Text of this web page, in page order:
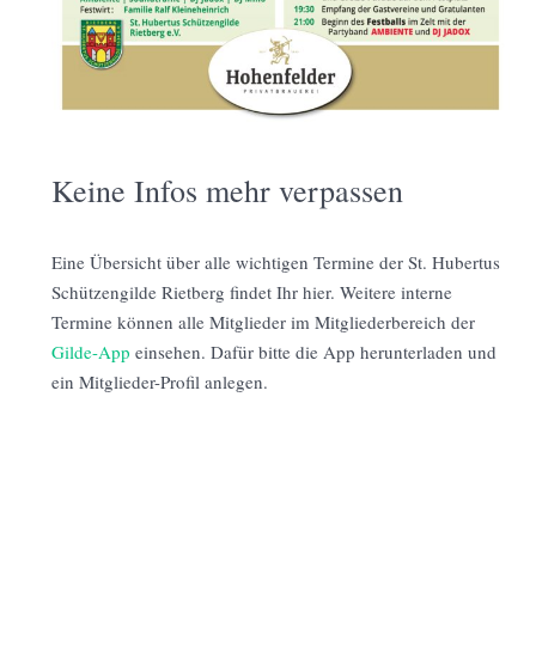
Keine Infos mehr verpassen
Eine Übersicht über alle wichtigen Termine der St. Hubertus
Schützengilde Rietberg findet Ihr hier. Weitere interne
Termine können alle Mitglieder im Mitgliederbereich der
Gilde-App einsehen. Dafür bitte die App herunterladen und
ein Mitglieder-Profil anlegen.